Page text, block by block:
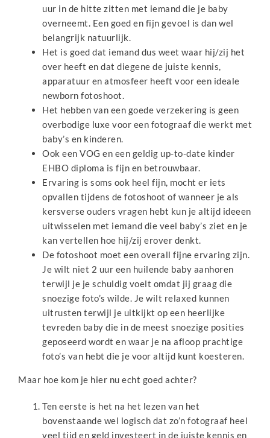
uur in de hitte zitten met iemand die je baby
overneemt. Een goed en fijn gevoel is dan wel
belangrijk natuurlijk.
Het is goed dat iemand dus weet waar hij/zij het
over heeft en dat diegene de juiste kennis,
apparatuur en atmosfeer heeft voor een ideale
newborn fotoshoot.
Het hebben van een goede verzekering is geen
overbodige luxe voor een fotograaf die werkt met
baby’s en kinderen.
Ook een VOG en een geldig up-to-date kinder
EHBO diploma is fijn en betrouwbaar.
Ervaring is soms ook heel fijn, mocht er iets
opvallen tijdens de fotoshoot of wanneer je als
kersverse ouders vragen hebt kun je altijd ideeen
uitwisselen met iemand die veel baby’s ziet en je
kan vertellen hoe hij/zij erover denkt.
De fotoshoot moet een overall fijne ervaring zijn.
Je wilt niet 2 uur een huilende baby aanhoren
terwijl je je schuldig voelt omdat jij graag die
snoezige foto’s wilde. Je wilt relaxed kunnen
uitrusten terwijl je uitkijkt op een heerlijke
tevreden baby die in de meest snoezige posities
geposeerd wordt en waar je na afloop prachtige
foto’s van hebt die je voor altijd kunt koesteren.
Maar hoe kom je hier nu echt goed achter?
Ten eerste is het na het lezen van het
bovenstaande wel logisch dat zo’n fotograaf heel
veel tijd en geld investeert in de juiste kennis en